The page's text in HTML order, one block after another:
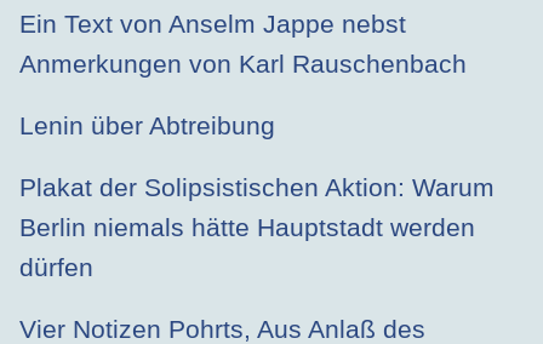
Ein Text von Anselm Jappe nebst
Anmerkungen von Karl Rauschenbach
Lenin über Abtreibung
Plakat der Solipsistischen Aktion: Warum
Berlin niemals hätte Hauptstadt werden
dürfen
Vier Notizen Pohrts, Aus Anlaß des